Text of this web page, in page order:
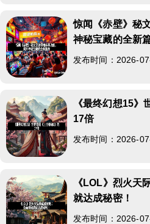
惊闻《赤壁》秘
神秘宝藏的全新
发布时间：2026-
《最终幻想15》
17倍
发布时间：2026-
《LOL》烈火天
就达成秘密！
发布时间：2026-